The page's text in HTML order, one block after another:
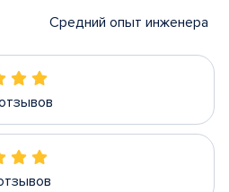
Средний опыт инженера